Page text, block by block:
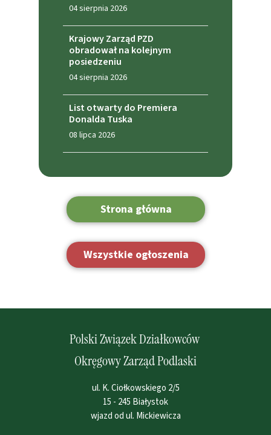
04 sierpnia 2026
Krajowy Zarząd PZD
obradował na kolejnym
posiedzeniu
04 sierpnia 2026
List otwarty do Premiera
Donalda Tuska
08 lipca 2026
Wszystkie ogłoszenia
Strona główna
Polski Związek Działkowców
Okręgowy Zarząd Podlaski
ul. K. Ciołkowskiego 2/5
15 - 245 Białystok
wjazd od ul. Mickiewicza